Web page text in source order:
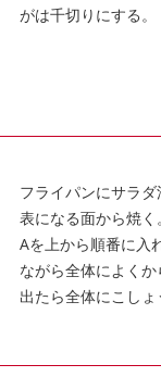
がは千切りにする。
フライパンにサラ
表になる面から焼く
Aを上から順番に入
ながら全体によく
出たら全体にこしょ